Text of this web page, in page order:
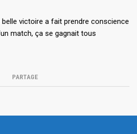
victoire a fait prendre conscience
match, ça se gagnait tous
PARTAGE